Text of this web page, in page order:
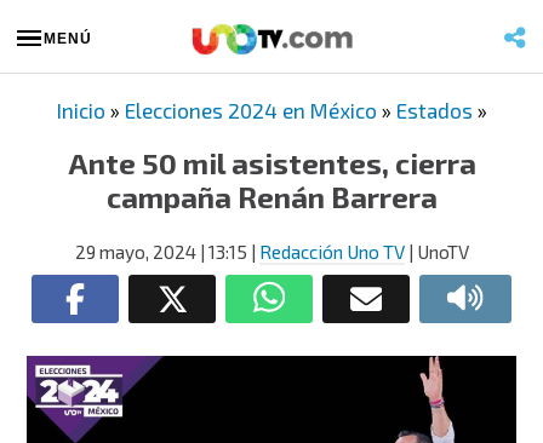
MENÚ
Inicio » Elecciones 2024 en México » Estados »
Ante 50 mil asistentes, cierra
campaña Renán Barrera
29 mayo, 2024| 13:15 | Redacción Uno TV| UnoTV